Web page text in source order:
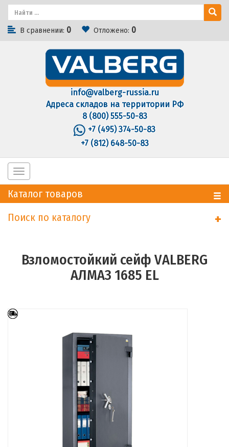
В сравнении: 0 Отложено: 0
info@valberg-russia.ru
Адреса складов на территории РФ
8 (800) 555-50-83
+7 (495) 374-50-83
+7 (812) 648-50-83
Toggle
navigation
Каталог товаров
Поиск по каталогу
+
Взломостойкий сейф VALBERG
АЛМАЗ 1685 EL